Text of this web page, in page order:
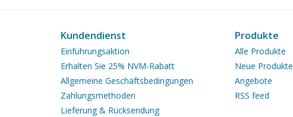
Kundendienst
Einführungsaktion
Erhalten Sie 25% NVM-Rabatt
Allgemeine Geschäftsbedingungen
Zahlungsmethoden
Lieferung & Rücksendung
Produkte
Alle Produkte
Neue Produkte
Angebote
RSS feed